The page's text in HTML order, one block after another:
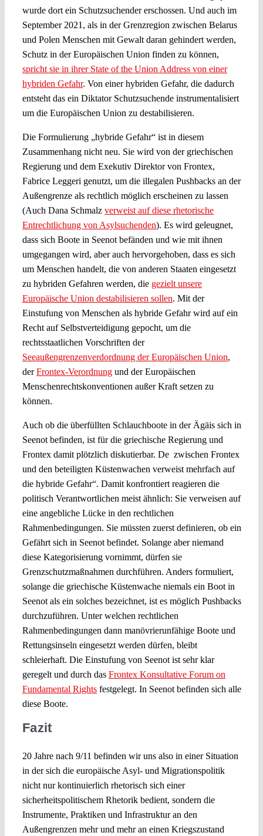
wurde dort ein Schutzsuchender erschossen. Und auch im
September 2021, als in der Grenzregion zwischen Belarus
und Polen Menschen mit Gewalt daran gehindert werden,
Schutz in der Europäischen Union finden zu können,
spricht sie in ihrer State of the Union Address von einer
hybriden Gefahr. Von einer hybriden Gefahr, die dadurch
entsteht das ein Diktator Schutzsuchende instrumentalisiert
um die Europäischen Union zu destabilisieren.
Die Formulierung „hybride Gefahr“ ist in diesem
Zusammenhang nicht neu. Sie wird von der griechischen
Regierung und dem Exekutiv Direktor von Frontex,
Fabrice Leggeri genutzt, um die illegalen Pushbacks an der
Außengrenze als rechtlich möglich erscheinen zu lassen
(Auch Dana Schmalz verweist auf diese rhetorische
Entrechtlichung von Asylsuchenden). Es wird geleugnet,
dass sich Boote in Seenot befänden und wie mit ihnen
umgegangen wird, aber auch hervorgehoben, dass es sich
um Menschen handelt, die von anderen Staaten eingesetzt
zu hybriden Gefahren werden, die gezielt unsere
Europäische Union destabilisieren sollen. Mit der
Einstufung von Menschen als hybride Gefahr wird auf ein
Recht auf Selbstverteidigung gepocht, um die
rechtsstaatlichen Vorschriften der
Seeaußengrenzenverdordnung der Europäischen Union,
derFrontex-Verordnungund der Europäischen
Menschenrechtskonventionen außer Kraft setzen zu
können.
Auch ob die überfüllten Schlauchboote in der Ägäis sich in
Seenot befinden, ist für die griechische Regierung und
Frontex damit plötzlich diskutierbar. De zwischen Frontex
und den beteiligten Küstenwachen verweist mehrfach auf
die hybride Gefahr“. Damit konfrontiert reagieren die
politisch Verantwortlichen meist ähnlich: Sie verweisen auf
eine angebliche Lücke in den rechtlichen
Rahmenbedingungen. Sie müssten zuerst definieren, ob ein
Gefährt sich in Seenot befindet. Solange aber niemand
diese Kategorisierung vornimmt, dürfen sie
Grenzschutzmaßnahmen durchführen. Anders formuliert,
solange die griechische Küstenwache niemals ein Boot in
Seenot als ein solches bezeichnet, ist es möglich Pushbacks
durchzuführen. Unter welchen rechtlichen
Rahmenbedingungen dann manövrierunfähige Boote und
Rettungsinseln eingesetzt werden dürfen, bleibt
schleierhaft. Die Einstufung von Seenot ist sehr klar
geregelt und durch das Frontex Konsultative Forum on
Fundamental Rightsfestgelegt. In Seenot befinden sich alle
diese Boote.
Fazit
20 Jahre nach 9/11 befinden wir uns also in einer Situation
in der sich die europäische Asyl- und Migrationspolitik
nicht nur kontinuierlich rhetorisch sich einer
sicherheitspolitischem Rhetorik bedient, sondern die
Instrumente, Praktiken und Infrastruktur an den
Außengrenzen mehr und mehr an einen Kriegszustand